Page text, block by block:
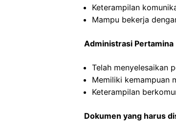
Keterampilan
Mampu bekerja
Administrasi Pertamina
Telah menyelesaikan
Memiliki kemampuan
Keterampilan
Dokumen yang harus